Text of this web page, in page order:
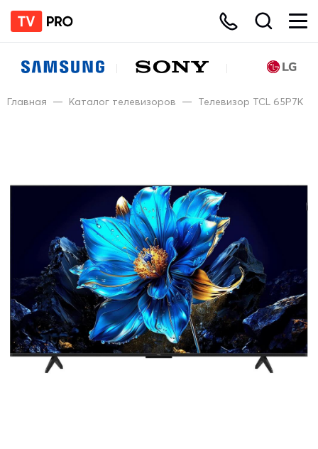
Главная — Каталог телевизоров — Телевизор TCL 65P7K